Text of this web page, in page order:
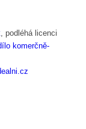
, podléhá licenci
komerčně-